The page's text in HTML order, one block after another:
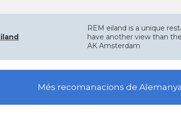
REM eiland is a unique
have another view than
AK Amsterdam
Més recomanacions de Alemanya